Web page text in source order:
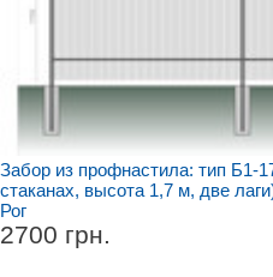
Забор из профнастила: тип Б1-
стаканах, высота 1,7 м, две
Рог
2700 грн.